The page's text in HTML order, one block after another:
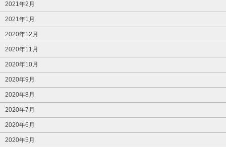
2021年2月
2021年1月
2020年12月
2020年11月
2020年10月
2020年9月
2020年8月
2020年7月
2020年6月
2020年5月